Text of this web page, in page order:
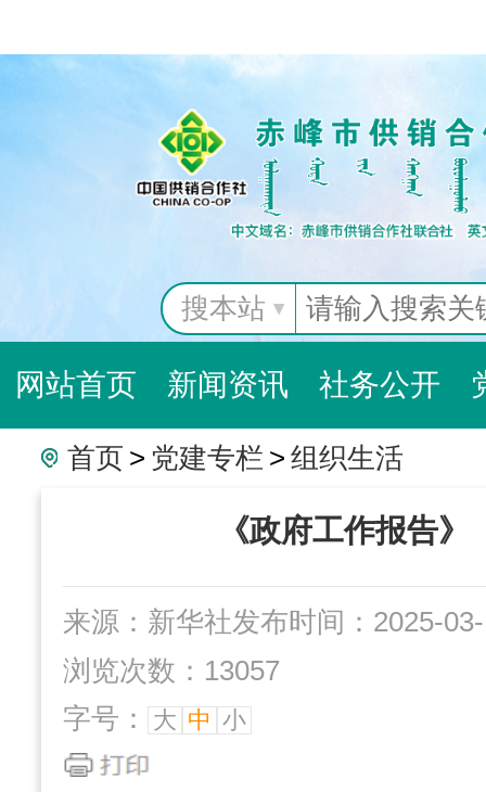
搜本站
网站首页 新闻资讯 社务公开
社办企业 互动交流
首页 > 党建专栏 > 组织生活
《政府工作报告》
来源：新华社发布时间：2025-
浏览次数：13057
字号：
大 中 小